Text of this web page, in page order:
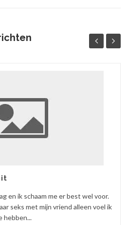
en ik schaam me er best wel voor.
seks met mijn vriend alleen voel ik
hebben...